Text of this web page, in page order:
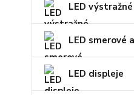
LED
LED smerové
LED displeje